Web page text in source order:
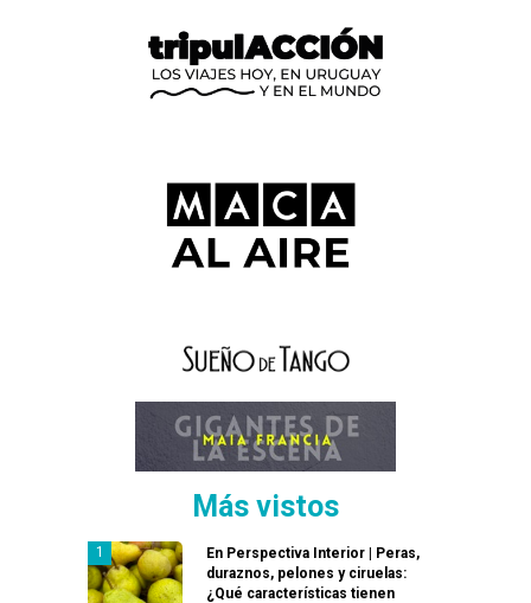
Más vistos
En Perspectiva Interior | Peras,
duraznos, pelones y ciruelas:
¿Qué características tienen